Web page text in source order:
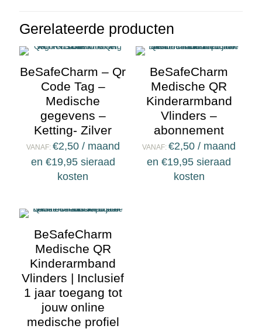
Gerelateerde producten
BeSafeCharm – Qr
Code Tag –
Medische
gegevens –
Ketting- Zilver
VANAF: €2,50 / maand
en €19,95sieraad
kosten
BeSafeCharm
Medische QR
Kinderarmband
Vlinders –
abonnement
VANAF:€2,50 / maand
en€19,95 sieraad
kosten
BeSafeCharm
Medische QR
Kinderarmband
Vlinders | Inclusief
1 jaar toegang tot
jouw online
medische profiel